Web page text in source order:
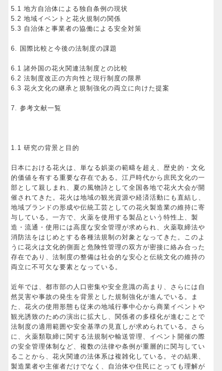
5.1 地方自治体による独自条例の現状
5.2 地域イベントと花火規制の関係
5.3 自治体と事業者の協働による安全対策
6. 国際比較と今後の法制度の課題
6.1 諸外国の花火関連法制度との比較
6.2 法制度改正の方向性と現行制度の限界
6.3 花火文化の継承と規制強化の両立に向けた提案
7. 参考文献一覧
1.1 研究の背景と目的
日本における花火は、単なる娯楽の範疇を超え、歴史的・文化
的価値を有する重要な存在である。江戸時代から庶民文化の一
部として親しまれ、夏の風物詩として全国各地で花火大会が開
催されてきた。花火は地域の観光資源や経済活動にも直結し、
地域ブランドの形成や伝統工芸としての花火製造業の維持に寄
与している。一方で、火薬を使用する製品という特性上、製
造・流通・使用には高度な安全管理が求められ、火薬取締法や
消防法をはじめとする各種法規制の対象となってきた。このよ
うに花火は文化的側面と危険性管理の双方が密接に絡み合った
存在であり、法制度の整備は社会的な安心と伝統文化の維持の
両立に不可欠な要素となっている。
近年では、都市部の人口密集や安全意識の高まり、さらには自
然災害や事故の発生を背景とした規制強化が進んでいる。ま
た、花火の使用形態も従来の地域行事中心から商業イベントや
観光誘致のための演出に拡大し、関係者の多様化が進むことで
法制度の適用範囲や安全基準の見直しが求められている。さら
に、火薬類取締に関する法規制や輸送管理、イベント開催の際
の安全管理体制など、複数の法律や条例が重層的に関与してい
ることから、花火関連の法体系は複雑化している。その結果、
製造業者や主催者だけでなく、自治体や住民にとっても理解が